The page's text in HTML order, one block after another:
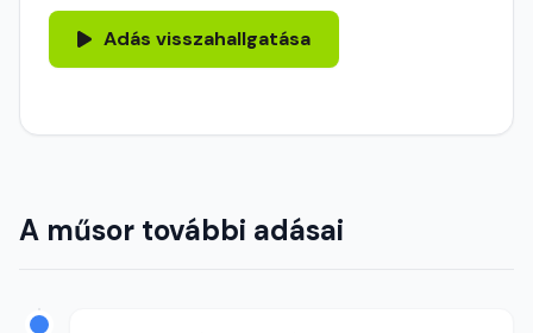
Adás visszahallgatása
A műsor további adásai